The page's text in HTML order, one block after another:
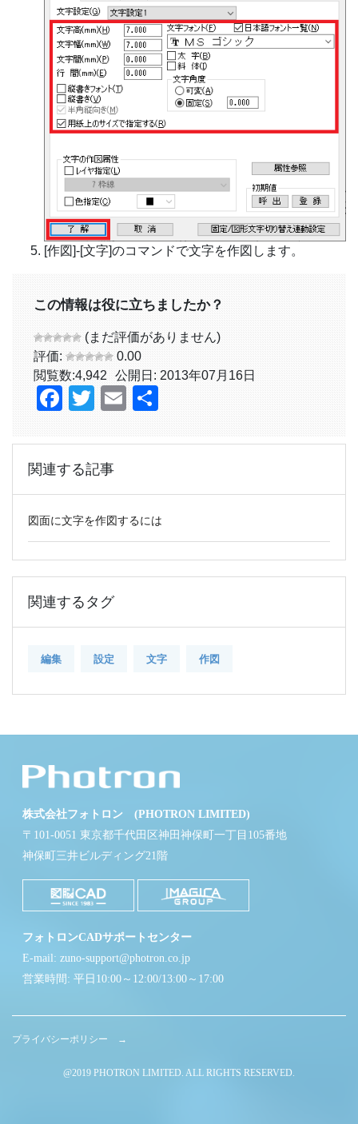
[作図]-[文字]のコマンドで文字を作図します。
この情報は役に立ちましたか？
(まだ評価がありません)
評価:
0.00
閲覧数:4,942 公開日: 2013年07月16日
Facebook
TwitterEmail
関連する記事
図面に文字を作図するには
関連するタグ
編集 設定 文字 作図
株式会社フォトロン (PHOTRON LIMITED)
〒101-0051 東京都千代田区神田神保町一丁目105番地
神保町三井ビルディング21階
フォトロンCADサポートセンター
E-mail: zuno-support@photron.co.jp
営業時間: 平日10:00～12:00/13:00～17:00
プライバシーポリシー →
@2019 PHOTRON LIMITED. ALL RIGHTS RESERVED.